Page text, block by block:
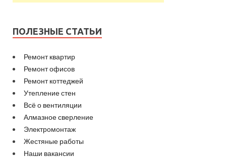
ПОЛЕЗНЫЕ СТАТЬИ
Ремонт квартир
Ремонт офисов
Ремонт коттеджей
Утепление стен
Всё о вентиляции
Алмазное сверление
Электромонтаж
Жестяные работы
Наши вакансии